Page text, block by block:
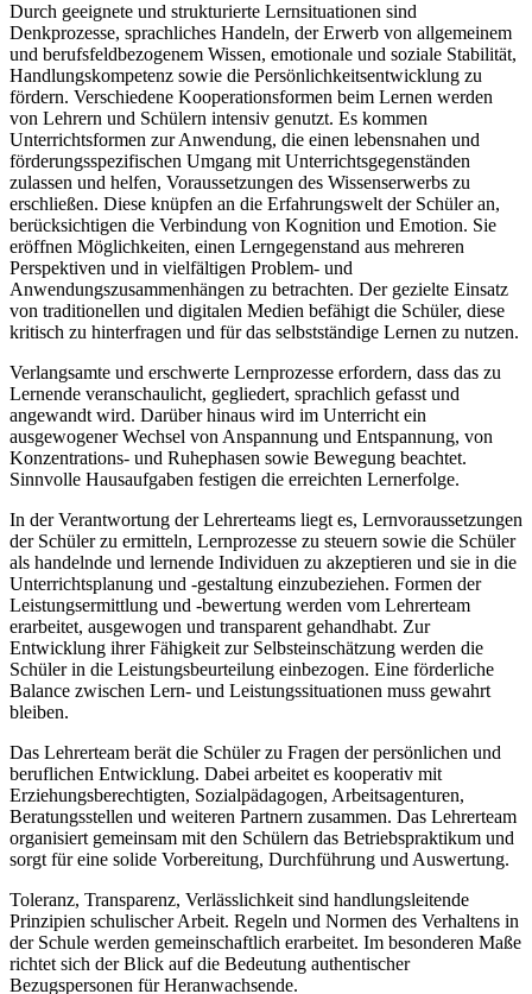
Durch geeignete und strukturierte Lernsituationen sind
Denkprozesse, sprachliches Handeln, der Erwerb von allgemeinem
und berufsfeldbezogenem Wissen, emotionale und soziale Stabilität,
Handlungskompetenz sowie die Persönlichkeitsentwicklung zu
fördern. Verschiedene Kooperationsformen beim Lernen werden
von Lehrern und Schülern intensiv genutzt. Es kommen
Unterrichtsformen zur Anwendung, die einen lebensnahen und
förderungsspezifischen Umgang mit Unterrichtsgegenständen
zulassen und helfen, Voraussetzungen des Wissenserwerbs zu
erschließen. Diese knüpfen an die Erfahrungswelt der Schüler an,
berücksichtigen die Verbindung von Kognition und Emotion. Sie
eröffnen Möglichkeiten, einen Lerngegenstand aus mehreren
Perspektiven und in vielfältigen Problem- und
Anwendungszusammenhängen zu betrachten. Der gezielte Einsatz
von traditionellen und digitalen Medien befähigt die Schüler, diese
kritisch zu hinterfragen und für das selbstständige Lernen zu nutzen.
Verlangsamte und erschwerte Lernprozesse erfordern, dass das zu
Lernende veranschaulicht, gegliedert, sprachlich gefasst und
angewandt wird. Darüber hinaus wird im Unterricht ein
ausgewogener Wechsel von Anspannung und Entspannung, von
Konzentrations- und Ruhephasen sowie Bewegung beachtet.
Sinnvolle Hausaufgaben festigen die erreichten Lernerfolge.
In der Verantwortung der Lehrerteams liegt es, Lernvoraussetzungen
der Schüler zu ermitteln, Lernprozesse zu steuern sowie die Schüler
als handelnde und lernende Individuen zu akzeptieren und sie in die
Unterrichtsplanung und -gestaltung einzubeziehen. Formen der
Leistungsermittlung und -bewertung werden vom Lehrerteam
erarbeitet, ausgewogen und transparent gehandhabt. Zur
Entwicklung ihrer Fähigkeit zur Selbsteinschätzung werden die
Schüler in die Leistungsbeurteilung einbezogen. Eine förderliche
Balance zwischen Lern- und Leistungssituationen muss gewahrt
bleiben.
Das Lehrerteam berät die Schüler zu Fragen der persönlichen und
beruflichen Entwicklung. Dabei arbeitet es kooperativ mit
Erziehungsberechtigten, Sozialpädagogen, Arbeitsagenturen,
Beratungsstellen und weiteren Partnern zusammen. Das Lehrerteam
organisiert gemeinsam mit den Schülern das Betriebspraktikum und
sorgt für eine solide Vorbereitung, Durchführung und Auswertung.
Toleranz, Transparenz, Verlässlichkeit sind handlungsleitende
Prinzipien schulischer Arbeit. Regeln und Normen des Verhaltens in
der Schule werden gemeinschaftlich erarbeitet. Im besonderen Maße
richtet sich der Blick auf die Bedeutung authentischer
Bezugspersonen für Heranwachsende.